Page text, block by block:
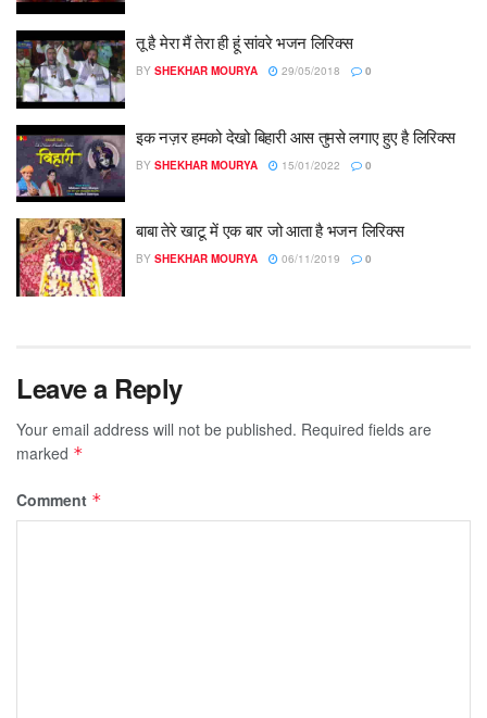
तू है मेरा मैं तेरा ही हूं सांवरे भजन लिरिक्स
BY SHEKHAR MOURYA 29/05/2018 0
इक नज़र हमको देखो बिहारी आस तुमसे लगाए हुए है लिरिक्स
BY SHEKHAR MOURYA 15/01/2022 0
बाबा तेरे खाटू में एक बार जो आता है भजन लिरिक्स
BY SHEKHAR MOURYA 06/11/2019 0
Leave a Reply
Your email address will not be published. Required fields are
marked *
Comment *